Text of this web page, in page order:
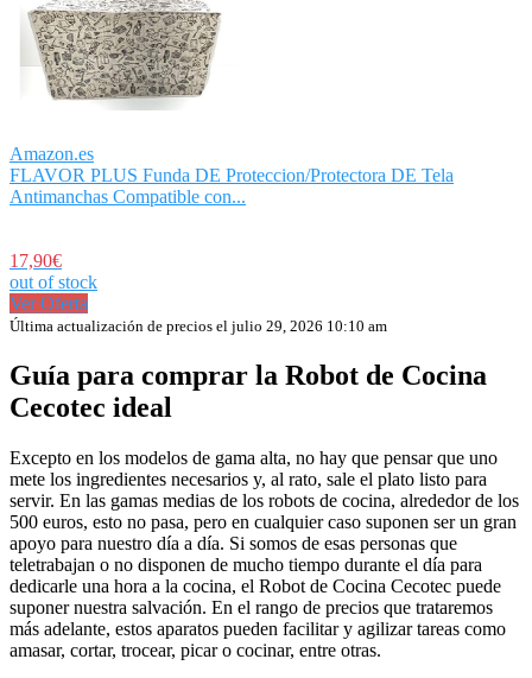
Amazon.es
FLAVOR PLUS Funda DE Proteccion/Protectora DE Tela
Antimanchas Compatible con...
17,90€
out of stock
Ver Oferta
Última actualización de precios el julio 29, 2026 10:10 am
Guía para comprar la Robot de Cocina
Cecotec ideal
Excepto en los modelos de gama alta, no hay que pensar que uno
mete los ingredientes necesarios y, al rato, sale el plato listo para
servir. En las gamas medias de los robots de cocina, alrededor de los
500 euros, esto no pasa, pero en cualquier caso suponen ser un gran
apoyo para nuestro día a día. Si somos de esas personas que
teletrabajan o no disponen de mucho tiempo durante el día para
dedicarle una hora a la cocina, el Robot de Cocina Cecotec puede
suponer nuestra salvación. En el rango de precios que trataremos
más adelante, estos aparatos pueden facilitar y agilizar tareas como
amasar, cortar, trocear, picar o cocinar, entre otras.